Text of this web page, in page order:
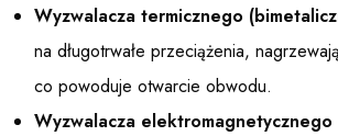
Wyzwalacza termicznego
na długotrwałe przeciążenia,
co powoduje otwarcie obwodu.
Wyzwalacza elektromagnetycznego